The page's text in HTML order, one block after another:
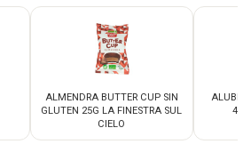
ALMENDRA BUTTER CUP SIN
GLUTEN 25G LA FINESTRA SUL
CIELO